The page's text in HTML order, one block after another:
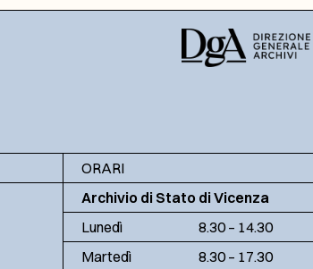
ORARI
Archivio di Stato di Vicenza
Lunedì
8.30 – 14.30
Martedì
8.30 – 17.30